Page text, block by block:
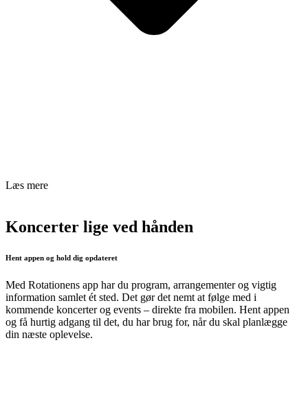
Læs mere
Koncerter lige ved hånden
Hent appen og hold dig opdateret
Med Rotationens app har du program, arrangementer og vigtig
information samlet ét sted. Det gør det nemt at følge med i
kommende koncerter og events – direkte fra mobilen. Hent appen
og få hurtig adgang til det, du har brug for, når du skal planlægge
din næste oplevelse.